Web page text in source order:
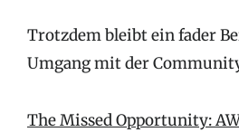
Trotzdem bleibt ein fader
Umgang mit der
The Missed Opportunity: